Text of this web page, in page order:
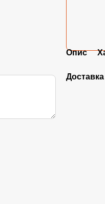
Опис
Доставка